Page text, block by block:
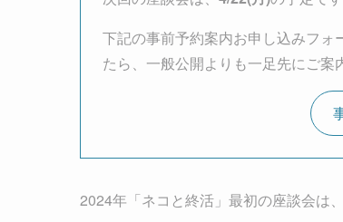
下記の事前予約案内お申し込みフ
たら、一般公開よりも一足先にご案
2024年「ネコと終活」最初の座談会は